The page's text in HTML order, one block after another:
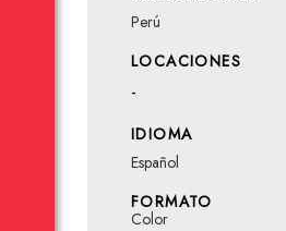
Perú
LOCACIONES
-
IDIOMA
Español
FORMATO
Color